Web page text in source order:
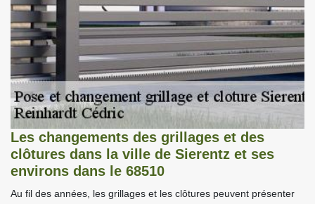
Les changements des grillages et des
clôtures dans la ville de Sierentz et ses
environs dans le 68510
Au fil des années, les grillages et les clôtures peuvent présenter